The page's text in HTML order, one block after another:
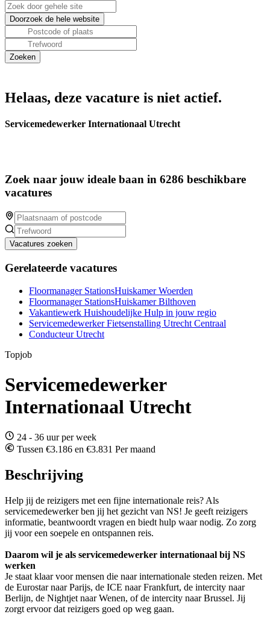
Helaas, deze vacature is niet actief.
Servicemedewerker Internationaal Utrecht
Zoek naar jouw ideale baan in 6286 beschikbare
vacatures
Vacatures zoeken
Gerelateerde vacatures
Floormanager StationsHuiskamer Woerden
Floormanager StationsHuiskamer Bilthoven
Vakantiewerk Huishoudelijke Hulp in jouw regio
Servicemedewerker Fietsenstalling Utrecht Centraal
Conducteur Utrecht
Topjob
Servicemedewerker
Internationaal Utrecht
24 - 36 uur per week
Tussen €3.186 en €3.831 Per maand
Beschrijving
Help jij de reizigers met een fijne internationale reis? Als
servicemedewerker ben jij het gezicht van NS! Je geeft reizigers
informatie, beantwoordt vragen en biedt hulp waar nodig. Zo zorg
jij voor een soepele en ontspannen reis.
Daarom wil je als servicemedewerker internationaal bij NS
werken
Je staat klaar voor mensen die naar internationale steden reizen. Met
de Eurostar naar Parijs, de ICE naar Frankfurt, de intercity naar
Berlijn, de Nightjet naar Wenen, of de intercity naar Brussel. Jij
zorgt ervoor dat reizigers goed op weg gaan.